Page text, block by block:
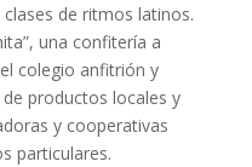
de ritmos latinos.
una confitería a
colegio anfitrión y
productos locales y
y cooperativas
particulares.